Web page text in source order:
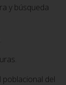
y búsqueda
poblacional del